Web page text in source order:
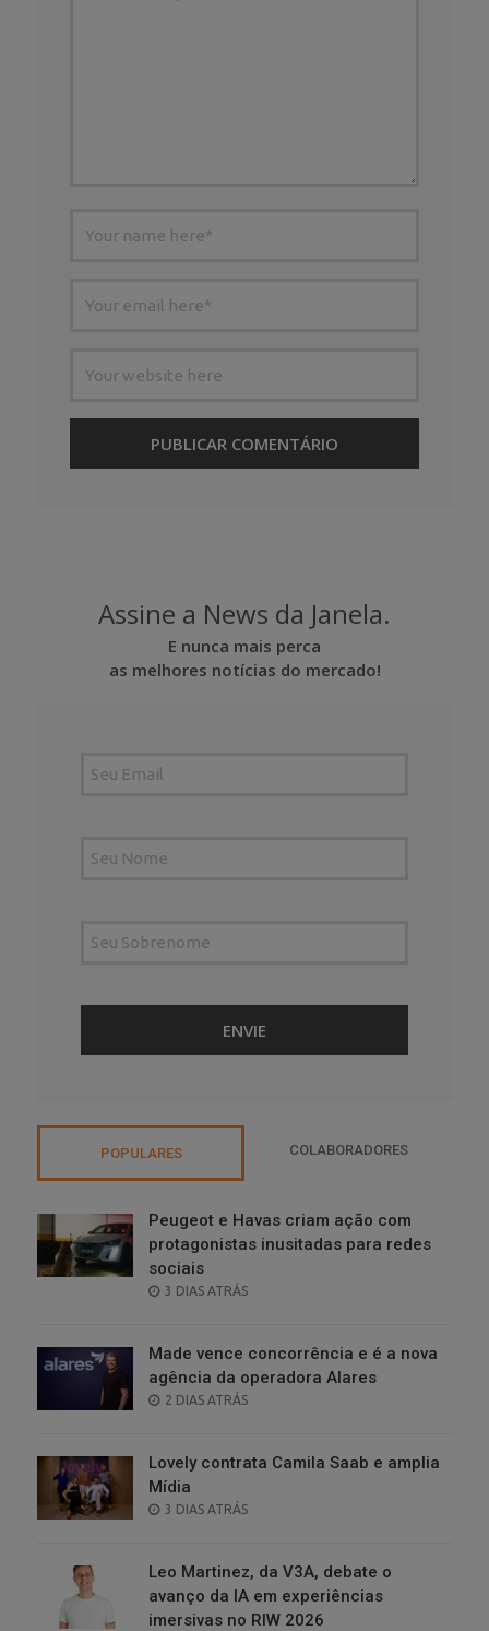
Assine a News da Janela.
E nunca mais perca
as melhores notícias do mercado!
POPULARES COLABORADORES
Peugeot e Havas criam ação com
protagonistas inusitadas para redes
sociais
POSTED
3 DIAS ATRÁS
Made vence concorrência e é a nova
agência da operadora Alares
POSTED
2 DIAS ATRÁS
Lovely contrata Camila Saab e amplia
Mídia
POSTED
3 DIAS ATRÁS
Leo Martinez, da V3A, debate o
avanço da IA em experiências
imersivas no RIW 2026